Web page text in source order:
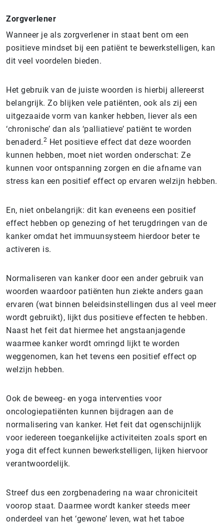
Zorg­ver­le­ner
Wanneer je als zorgverlener in staat bent om een
positieve mindset bij een patiënt te bewerkstelligen, kan
dit veel voordelen bieden.
Het gebruik van de juiste woorden is hierbij allereerst
belangrijk. Zo blijken vele patiënten, ook als zij een
uitgezaaide vorm van kanker hebben, liever als een
‘chronische’ dan als ‘palliatieve’ patiënt te worden
benaderd.2 Het positieve effect dat deze woorden
kunnen hebben, moet niet worden onderschat: Ze
kunnen voor ontspanning zorgen en die afname van
stress kan een positief effect op ervaren welzijn hebben.
En, niet onbelangrijk: dit kan eveneens een positief
effect hebben op genezing of het terugdringen van de
kanker omdat het immuunsysteem hierdoor beter te
activeren is.
Normaliseren van kanker door een ander gebruik van
woorden waardoor patiënten hun ziekte anders gaan
ervaren (wat binnen beleidsinstellingen dus al veel meer
wordt gebruikt), lijkt dus positieve effecten te hebben.
Naast het feit dat hiermee het angstaanjagende
waarmee kanker wordt omringd lijkt te worden
weggenomen, kan het tevens een positief effect op
welzijn hebben.
Ook de beweeg- en yoga interventies voor
oncologiepatiënten kunnen bijdragen aan de
normalisering van kanker. Het feit dat ogenschijnlijk
voor iedereen toegankelijke activiteiten zoals sport en
yoga dit effect kunnen bewerkstelligen, lijken hiervoor
verantwoordelijk.
Streef dus een zorgbenadering na waar chroniciteit
voorop staat. Daarmee wordt kanker steeds meer
onderdeel van het ‘gewone’ leven, wat het taboe